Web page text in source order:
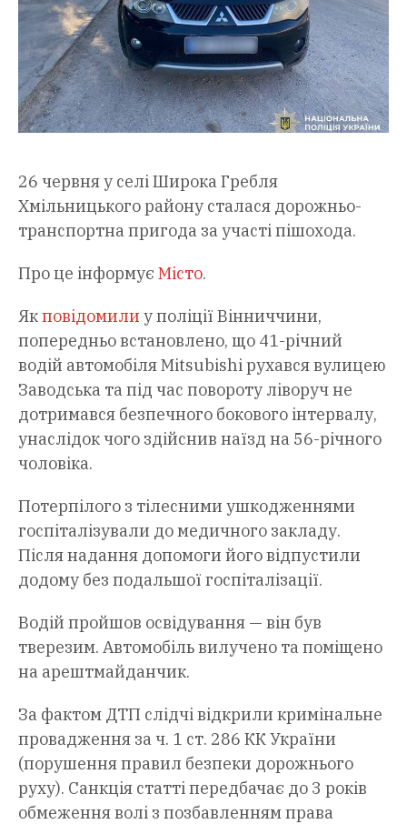
26 червня у селі Широка Гребля
Хмільницького району сталася дорожньо-
транспортна пригода за участі пішохода.
Про це інформує Місто.
Якповідомили у поліції Вінниччини,
попередньо встановлено, що 41-річний
водій автомобіля Mitsubishi рухався вулицею
Заводська та під час повороту ліворуч не
дотримався безпечного бокового інтервалу,
унаслідок чого здійснив наїзд на 56-річного
чоловіка.
Потерпілого з тілесними ушкодженнями
госпіталізували до медичного закладу.
Після надання допомоги його відпустили
додому без подальшої госпіталізації.
Водій пройшов освідування — він був
тверезим. Автомобіль вилучено та поміщено
на арештмайданчик.
За фактом ДТП слідчі відкрили кримінальне
провадження за ч. 1 ст. 286 КК України
(порушення правил безпеки дорожнього
руху). Санкція статті передбачає до 3 років
обмеження волі з позбавленням права